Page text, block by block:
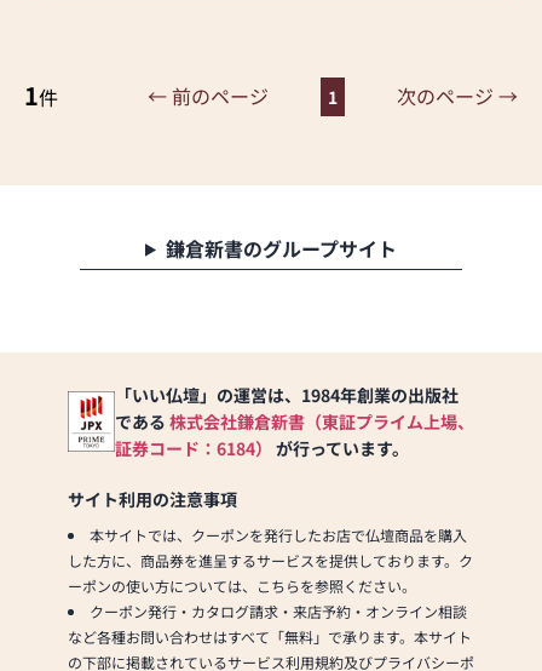
国内130店舗以上のスケール
メリットと東証上場の信
間約25,000基のお仏壇、約
す。「お仏壇のはせがわ」
では、さまざまな供養（対
りのことなどございました
ら、ぜひ、お気軽にご相談
ください。店内にはお仏
香・お念珠等、豊富にご用
以上の組み合わせの中から
お客様に合ったお仏壇・お
仏具をご提案いたします。
≪「カリモク家具」との協
1件 ← 前のページ 1 次のページ →
鎌倉新書のグループサイト
「いい仏壇」の運営は、1984年創業の出版社
である 株式会社鎌倉新書（東証プライム上場、
証券コード：6184） が行っています。
サイト利用の注意事項
本サイトでは、クーポンを発行したお店で仏壇商品を購入
した方に、商品券を進呈するサービスを提供しております。ク
ーポンの使い方については、こちらを参照ください。
クーポン発行・カタログ請求・来店予約・オンライン相談
など各種お問い合わせはすべて「無料」で承ります。本サイト
の下部に掲載されているサービス利用規約及びプライバシーポ